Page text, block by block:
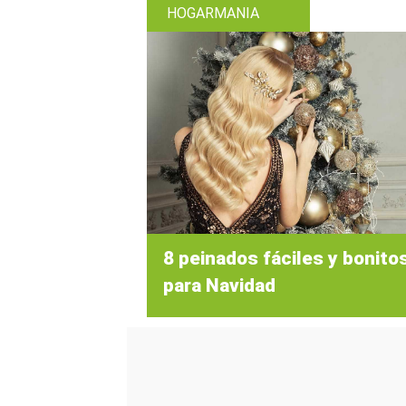
HOGARMANIA
8 peinados fáciles y
para Navidad